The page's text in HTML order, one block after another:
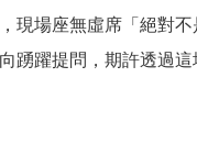
現場座無虛席「絕對
踴躍提問，期許透過